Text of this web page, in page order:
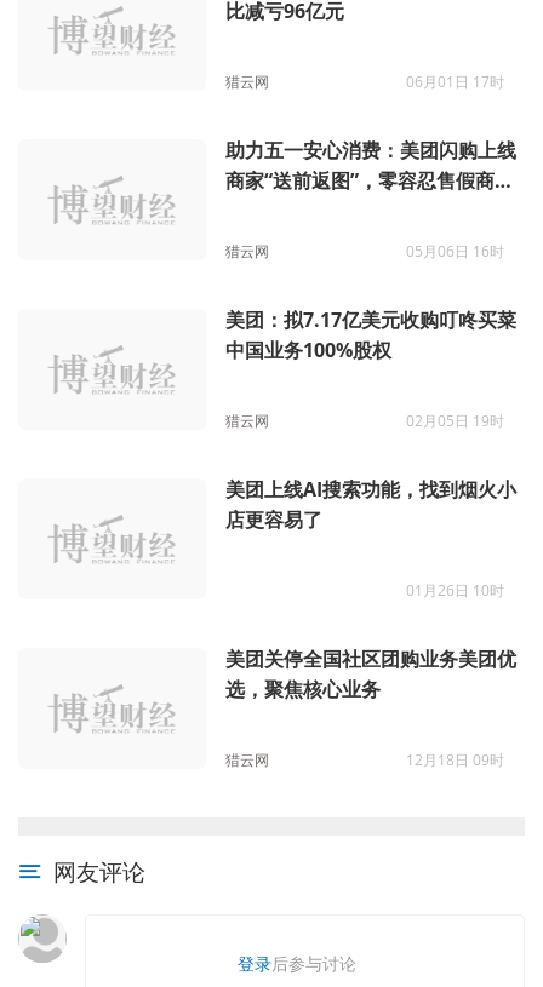
比减亏96亿元
猎云网 06月01日 17时
助力五一安心消费：美团闪购上线
商家“送前返图”，零容忍售假商
猎云网 05月06日 16时
美团：拟7.17亿美元收购叮咚买菜
中国业务100%股权
猎云网 02月05日 19时
美团上线AI搜索功能，找到烟火小
店更容易了
01月26日 10时
美团关停全国社区团购业务美团优
选，聚焦核心业务
猎云网 12月18日 09时
网友评论
登录后参与讨论